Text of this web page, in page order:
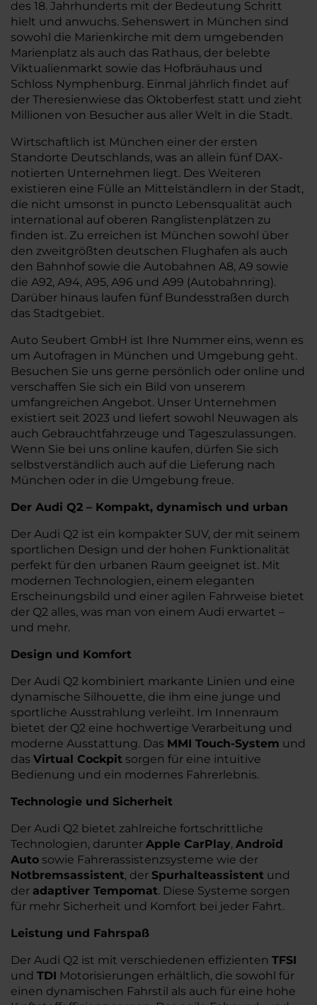
des 18. Jahrhunderts mit der Bedeutung Schritt
hielt und anwuchs. Sehenswert in München sind
sowohl die Marienkirche mit dem umgebenden
Marienplatz als auch das Rathaus, der belebte
Viktualienmarkt sowie das Hofbräuhaus und
Schloss Nymphenburg. Einmal jährlich findet auf
der Theresienwiese das Oktoberfest statt und zieht
Millionen von Besucher aus aller Welt in die Stadt.
Wirtschaftlich ist München einer der ersten
Standorte Deutschlands, was an allein fünf DAX-
notierten Unternehmen liegt. Des Weiteren
existieren eine Fülle an Mittelständlern in der Stadt,
die nicht umsonst in puncto Lebensqualität auch
international auf oberen Ranglistenplätzen zu
finden ist. Zu erreichen ist München sowohl über
den zweitgrößten deutschen Flughafen als auch
den Bahnhof sowie die Autobahnen A8, A9 sowie
die A92, A94, A95, A96 und A99 (Autobahnring).
Darüber hinaus laufen fünf Bundesstraßen durch
das Stadtgebiet.
Auto Seubert GmbH ist Ihre Nummer eins, wenn es
um Autofragen in München und Umgebung geht.
Besuchen Sie uns gerne persönlich oder online und
verschaffen Sie sich ein Bild von unserem
umfangreichen Angebot. Unser Unternehmen
existiert seit 2023 und liefert sowohl Neuwagen als
auch Gebrauchtfahrzeuge und Tageszulassungen.
Wenn Sie bei uns online kaufen, dürfen Sie sich
selbstverständlich auch auf die Lieferung nach
München oder in die Umgebung freue.
Der Audi Q2 – Kompakt, dynamisch und urban
Der Audi Q2 ist ein kompakter SUV, der mit seinem
sportlichen Design und der hohen Funktionalität
perfekt für den urbanen Raum geeignet ist. Mit
modernen Technologien, einem eleganten
Erscheinungsbild und einer agilen Fahrweise bietet
der Q2 alles, was man von einem Audi erwartet –
und mehr.
Design und Komfort
Der Audi Q2 kombiniert markante Linien und eine
dynamische Silhouette, die ihm eine junge und
sportliche Ausstrahlung verleiht. Im Innenraum
bietet der Q2 eine hochwertige Verarbeitung und
moderne Ausstattung. Das MMI Touch-System und
das Virtual Cockpit sorgen für eine intuitive
Bedienung und ein modernes Fahrerlebnis.
Technologie und Sicherheit
Der Audi Q2 bietet zahlreiche fortschrittliche
Technologien, darunter Apple CarPlay, Android
Auto sowie Fahrerassistenzsysteme wie der
Notbremsassistent, der Spurhalteassistent und
der adaptiver Tempomat. Diese Systeme sorgen
für mehr Sicherheit und Komfort bei jeder Fahrt.
Leistung und Fahrspaß
Der Audi Q2 ist mit verschiedenen effizienten TFSI
und TDI Motorisierungen erhältlich, die sowohl für
einen dynamischen Fahrstil als auch für eine hohe